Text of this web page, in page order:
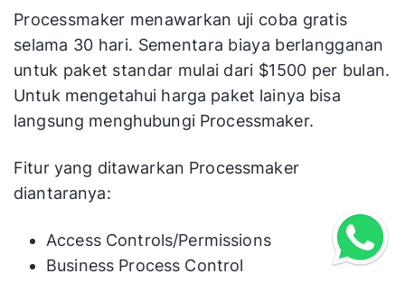
Processmaker menawarkan uji coba gratis
selama 30 hari. Sementara biaya berlangganan
untuk paket standar mulai dari $1500 per bulan.
Untuk mengetahui harga paket lainya bisa
langsung menghubungi Processmaker.
Fitur yang ditawarkan Processmaker
diantaranya:
Access Controls/Permissions
Business Process Control